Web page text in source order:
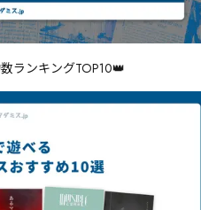
ランキングTOP10👑